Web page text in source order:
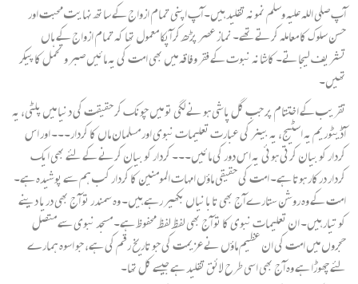
آپ صلی اللہ علیہ وسلم نمونہ تقلید ہیں۔ آپ اپنی تمام ازواج کے ساتھ نہایت محبت اور
حسن سلوک کا معاملہ کرتے تھے۔ نماز عصر پڑھ کر آپکا معمول تھا کہ تمام ازواج کے ہاں
تشریف لیجاتے۔ کاشانہ نبوت کے فقر و فاقہ میں بھی امت کی یہ مائیں صبر و تحمل کا پیکر
تھیں۔
تقریب کے اختتام پر جب گل پاشی ہو نے لگی تو میں چونک کر حقیقت کی دنیا میں پلٹی، یہ
آڈیٹوریم یہ اسٹیج، یہ بینر کی عبارت تعلیمات نبوی اور مسلمان ماں کا کردار۔۔۔ اور اس
کردار کو بیان کرتی ہوئی یہ اس دور کی مائیں۔۔۔ کردار کو بیان کرنے کے لئے بھی ایک
کردار درکار ہوتا ہے۔ امت کی حقیقی ماؤں امہات المومنین کا کردار کب ہم سے پوشیدہ ہے۔
امت کے وہ روشن ستارے آج بھی تابانیاں بکھیر رہے ہیں۔ وہ سمندر تو آج بھی دریا دینے
کو تیار ہیں۔ ان تعلیمات نبوی کا تو آج بھی لفظ لفظ محفوظ ہے۔ مسجد نبوی سے متصل
حجروں میں امت کی ان عظیم ماؤں نے عزیمت کی جو تاریخ رقم کی ہے، جو اسوہ ہمارے
لئے چھوڑا ہے وہ آج بھی اسی طرح لائق تقلید ہے جیسے کل تھا۔